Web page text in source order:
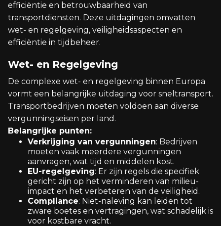
efficiëntie en betrouwbaarheid van
transportdiensten. Deze uitdagingen omvatten
wet- en regelgeving, veiligheidsaspecten en
efficiëntie in tijdbeheer.
Wet- en Regelgeving
De complexe wet- en regelgeving binnen Europa
vormt een belangrijke uitdaging voor sneltransport.
Transportbedrijven moeten voldoen aan diverse
vergunningseisen per land.
Belangrijke punten:
Verkrijging van vergunningen: Bedrijven
moeten vaak meerdere vergunningen
aanvragen, wat tijd en middelen kost.
EU-regelgeving: Er zijn regels die specifiek
gericht zijn op het verminderen van milieu-
impact en het verbeteren van de veiligheid.
Compliance: Niet-naleving kan leiden tot
zware boetes en vertragingen, wat schadelijk is
voor kostbare vracht.